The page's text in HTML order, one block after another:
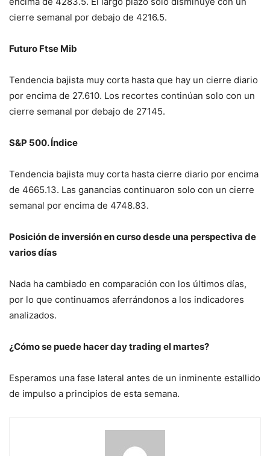
cierre semanal por debajo de 4216.5.
Futuro Ftse Mib
Tendencia bajista muy corta hasta que hay un cierre diario
por encima de 27.610. Los recortes continúan solo con un
cierre semanal por debajo de 27145.
S&P 500. Índice
Tendencia bajista muy corta hasta cierre diario por encima
de 4665.13. Las ganancias continuaron solo con un cierre
semanal por encima de 4748.83.
Posición de inversión en curso desde una perspectiva de
varios días
Nada ha cambiado en comparación con los últimos días,
por lo que continuamos aferrándonos a los indicadores
analizados.
¿Cómo se puede hacer day trading el martes?
Esperamos una fase lateral antes de un inminente estallido
de impulso a principios de esta semana.